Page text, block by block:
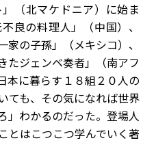
（北マケドニア）に始ま
良の料理人」（中国）、
家の子孫」（メキシコ）、
たジェンベ奏者」（南アフ
本に暮らす１８組２０人の
ても、その気になれば世界
」わかるのだった。登場人
とはこつこつ学んでいく著